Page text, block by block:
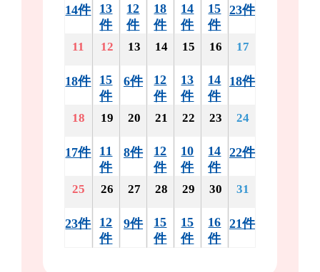
14件
13
件
12
件
18
件
14
件
15
件
23件
11
18件
12
15
件
13
6件
14
12
件
15
13
件
16
14
件
17
18件
18
17件
19
11
件
20
8件
21
12
件
22
10
件
23
14
件
24
22件
25
23件
26
12
件
27
9件
28
15
件
29
15
件
30
16
件
31
21件